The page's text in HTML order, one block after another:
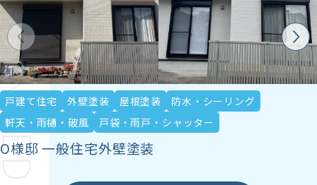
戸建て住宅 外壁塗装 屋根塗装
防水・シーリング
軒天・雨樋・破風
戸袋・雨戸・シャッター
O様邸 一般住宅外壁塗装